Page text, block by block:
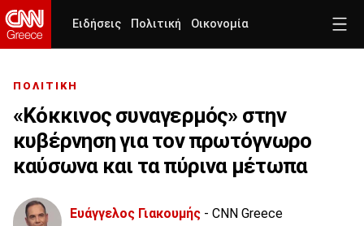
Ειδήσεις Πολιτική Οικονομία
ΠΟΛΙΤΙΚΗ
«Κόκκινος συναγερμός» στην
κυβέρνηση για τον πρωτόγνωρο
καύσωνα και τα πύρινα μέτωπα
Ευάγγελος Γιακουμής - CNN Greece